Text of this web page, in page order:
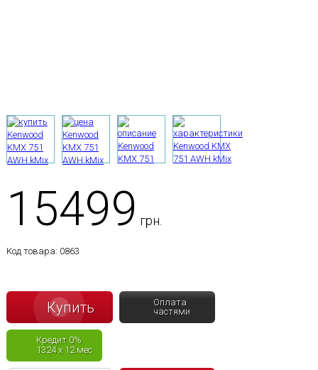
15499 грн.
Код товара: 0863
Купить
Оплата
частями
Кредит 0%
1324 x 12 мес